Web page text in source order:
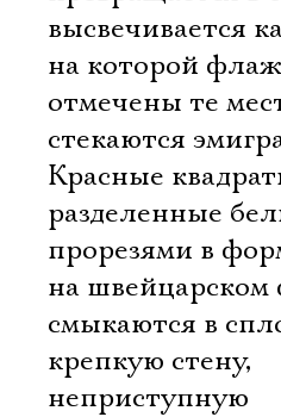
высвечивается
на которой
отмечены те
стекаются
Красные
разделенные
прорезями в
на швейцарском
смыкаются в
крепкую стену,
неприступную